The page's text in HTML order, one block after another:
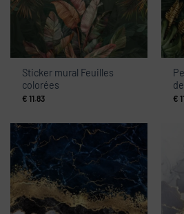
Sticker mural Feuilles
colorées
€ 11.83 €